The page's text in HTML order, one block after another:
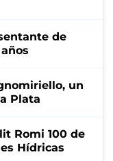
de
un
Plata
Romi 100 de
Hídricas